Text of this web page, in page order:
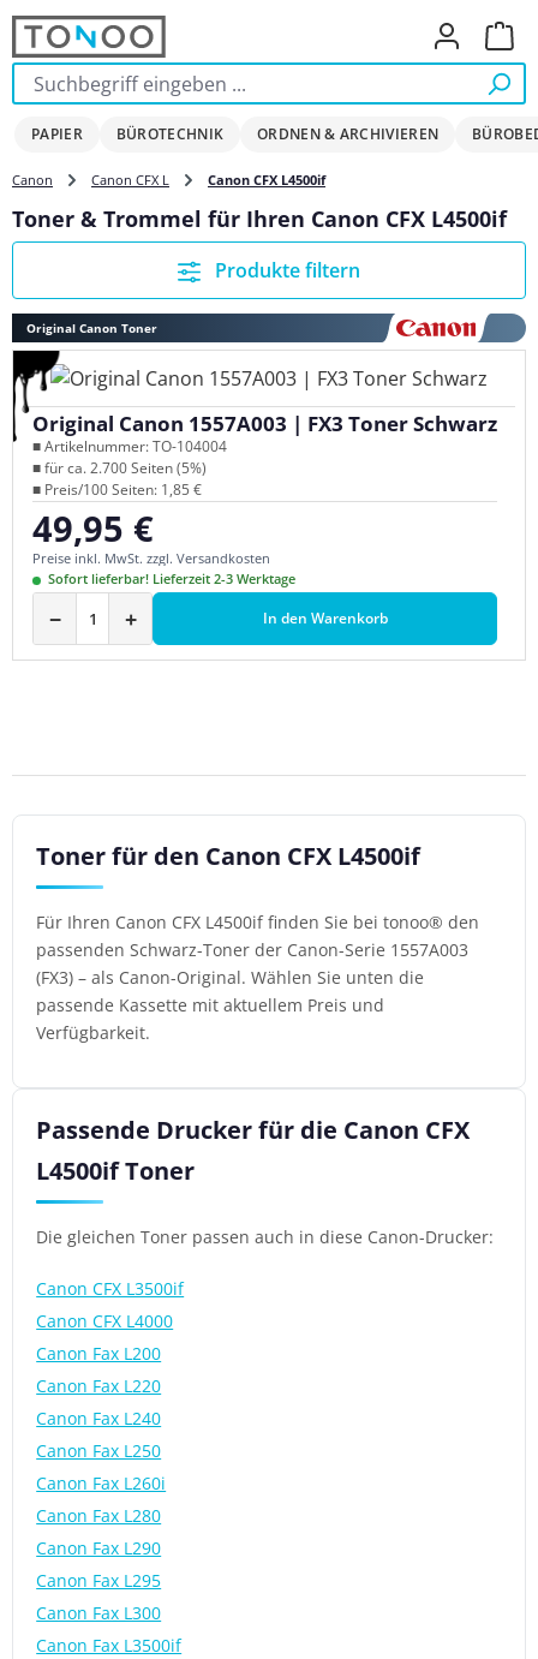
Zum Hauptinhalt springen
PAPIER BÜROTECHNIK ORDNEN & ARCHIVIEREN
Canon Canon CFX L Canon CFX L4500if
Toner & Trommel für Ihren Canon CFX L4500if
Produkte filtern
Original Canon Toner
Original Canon 1557A003 | FX3 Toner Schwarz
■ Artikelnummer: TO-104004
■ für ca. 2.700 Seiten (5%)
■ Preis/100 Seiten: 1,85 €
Regulärer Preis:
49,95 €
Preise inkl. MwSt. zzgl. Versandkosten
Sofort lieferbar! Lieferzeit 2-3 Werktage
− + In den Warenkorb
Toner für den Canon CFX L4500if
Für Ihren Canon CFX L4500if finden Sie bei tonoo® den
passenden Schwarz-Toner der Canon-Serie 1557A003
(FX3) – als Canon-Original. Wählen Sie unten die
passende Kassette mit aktuellem Preis und
Verfügbarkeit.
Passende Drucker für die Canon CFX
L4500if Toner
Die gleichen Toner passen auch in diese Canon-Drucker:
Canon CFX L3500if
Canon CFX L4000
Canon Fax L200
Canon Fax L220
Canon Fax L240
Canon Fax L250
Canon Fax L260i
Canon Fax L280
Canon Fax L290
Canon Fax L295
Canon Fax L300
Canon Fax L3500if